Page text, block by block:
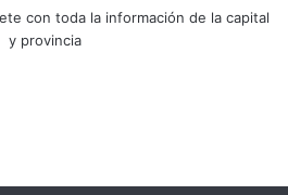
con toda la información de la capital
y provincia